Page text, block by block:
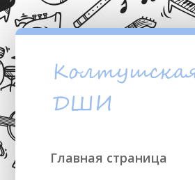
Skip
to
content
Главная страница